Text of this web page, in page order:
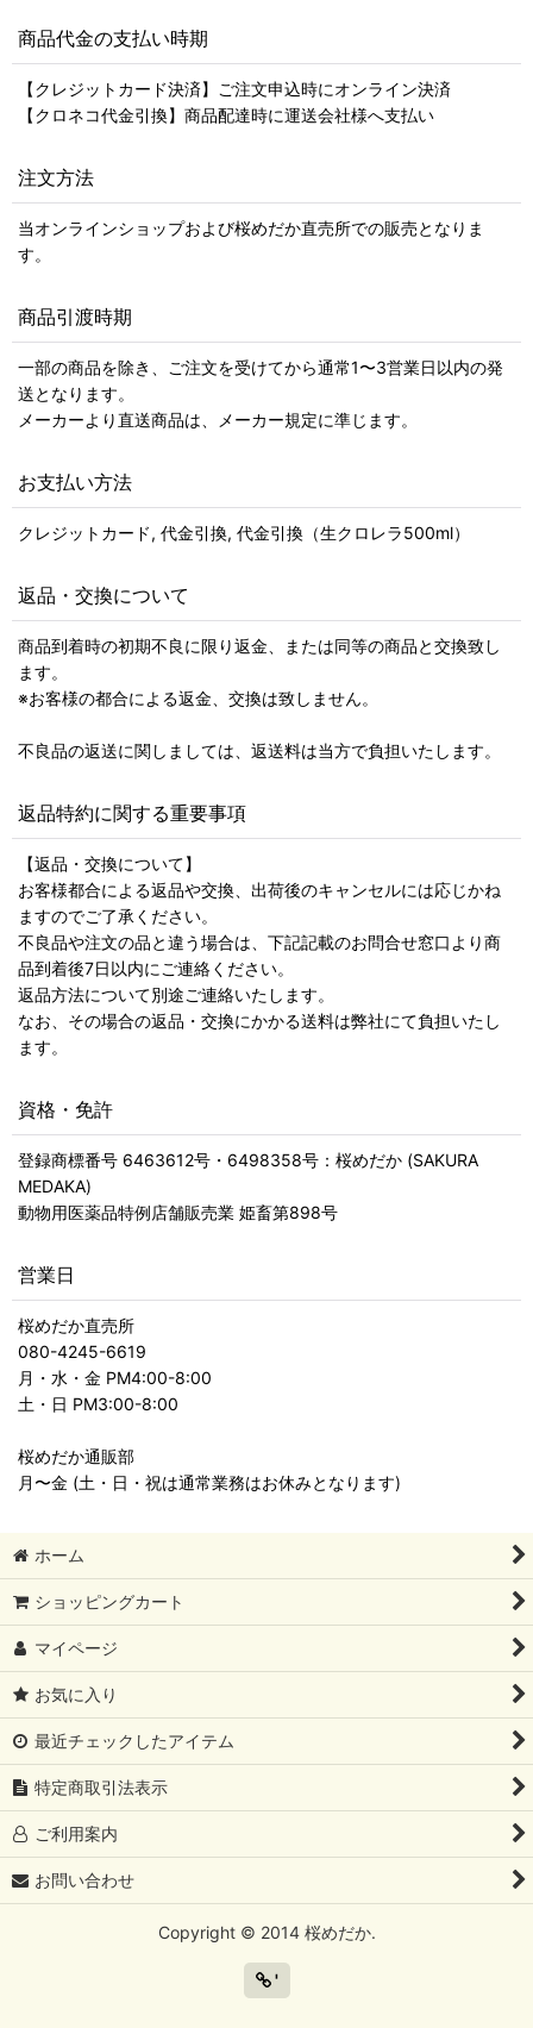
商品代金の支払い時期
【クレジットカード決済】ご注文申込時にオンライン決済
【クロネコ代金引換】商品配達時に運送会社様へ支払い
注文方法
当オンラインショップおよび桜めだか直売所での販売となりま
す。
商品引渡時期
一部の商品を除き、ご注文を受けてから通常1〜3営業日以内の発
送となります。
メーカーより直送商品は、メーカー規定に準じます。
お支払い方法
クレジットカード, 代金引換, 代金引換（生クロレラ500ml）
返品・交換について
商品到着時の初期不良に限り返金、または同等の商品と交換致し
ます。
※お客様の都合による返金、交換は致しません。
不良品の返送に関しましては、返送料は当方で負担いたします。
返品特約に関する重要事項
【返品・交換について】
お客様都合による返品や交換、出荷後のキャンセルには応じかね
ますのでご了承ください。
不良品や注文の品と違う場合は、下記記載のお問合せ窓口より商
品到着後7日以内にご連絡ください。
返品方法について別途ご連絡いたします。
なお、その場合の返品・交換にかかる送料は弊社にて負担いたし
ます。
資格・免許
登録商標番号 6463612号・6498358号：桜めだか (SAKURA
MEDAKA)
動物用医薬品特例店舗販売業 姫畜第898号
営業日
桜めだか直売所
080-4245-6619
月・水・金 PM4:00-8:00
土・日 PM3:00-8:00
桜めだか通販部
月〜金 (土・日・祝は通常業務はお休みとなります)
ホーム
ショッピングカート
マイページ
お気に入り
最近チェックしたアイテム
特定商取引法表示
ご利用案内
お問い合わせ
Copyright © 2014 桜めだか.
'